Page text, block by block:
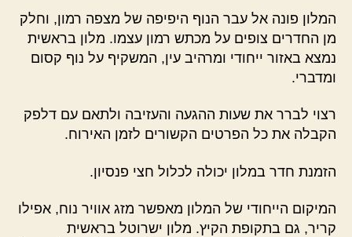
המלון פונה אל עבר הנוף היפיפה של מצפה רמון, וחלק
מן החדרים צופים על מכתש רמון עצמו. מלון בראשית
נמצא באזור ייחודי ומרהיב עין, המשקיף על נוף קסום
ומדברי.
רצוי לברר את שעות ההגעה והעזיבה ולתאם עם דלפק
הקבלה את כל הפרטים הקשורים לזמן האירוח.
הזמנת חדר במלון יכולה לכלול חצי פנסיון.
המיקום הייחודי של המלון מאפשר מזג אוויר נוח, אפילו
קריר, גם בתקופת הקיץ. מלון ישרוטל בראשית